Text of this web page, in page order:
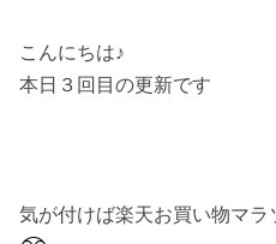
こんにちは♪
本日３回目の更新です
気が付けば楽天お買い物マラ